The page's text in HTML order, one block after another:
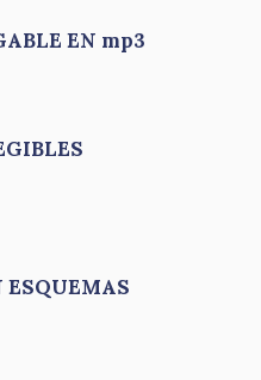
EN mp3
ESQUEMAS